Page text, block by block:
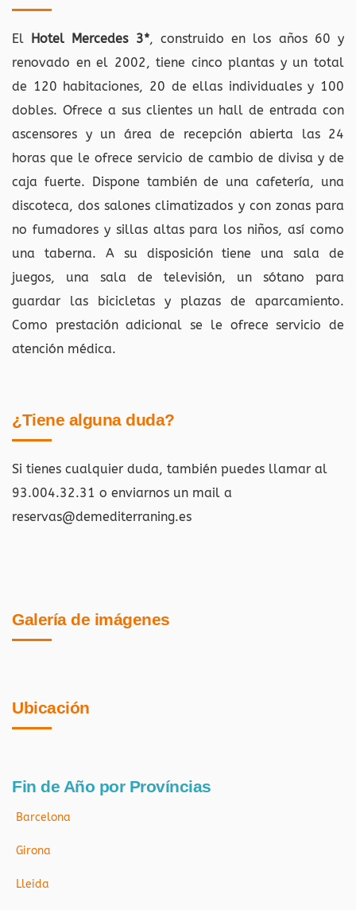
El Hotel Mercedes 3*, construido en los años 60 y
renovado en el 2002, tiene cinco plantas y un total
de 120 habitaciones, 20 de ellas individuales y 100
dobles. Ofrece a sus clientes un hall de entrada con
ascensores y un área de recepción abierta las 24
horas que le ofrece servicio de cambio de divisa y de
caja fuerte. Dispone también de una cafetería, una
discoteca, dos salones climatizados y con zonas para
no fumadores y sillas altas para los niños, así como
una taberna. A su disposición tiene una sala de
juegos, una sala de televisión, un sótano para
guardar las bicicletas y plazas de aparcamiento.
Como prestación adicional se le ofrece servicio de
atención médica.
¿Tiene alguna duda?
Si tienes cualquier duda, también puedes llamar al
93.004.32.31 o enviarnos un mail a
reservas@demediterraning.es
Galería de imágenes
Ubicación
Fin de Año por Províncias
Barcelona
Girona
Lleida